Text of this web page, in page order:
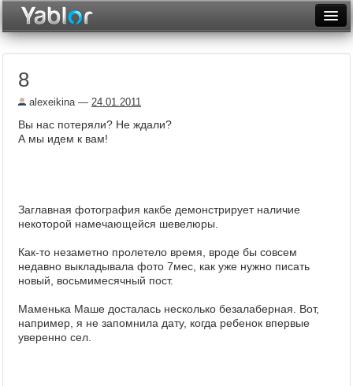
Фототоп
8
alexeikina— 24.01.2011
Вы нас потеряли? Не ждали?
А мы идем к вам!
Заглавная фотография какбе демонстрирует наличие
некоторой намечающейся шевелюры.
Как-то незаметно пролетело время, вроде бы совсем
недавно выкладывала фото 7мес, как уже нужно писать
новый, восьмимесячный пост.
Маменька Маше досталась несколько безалаберная. Вот,
например, я не запомнила дату, когда ребенок впервые
уверенно сел.